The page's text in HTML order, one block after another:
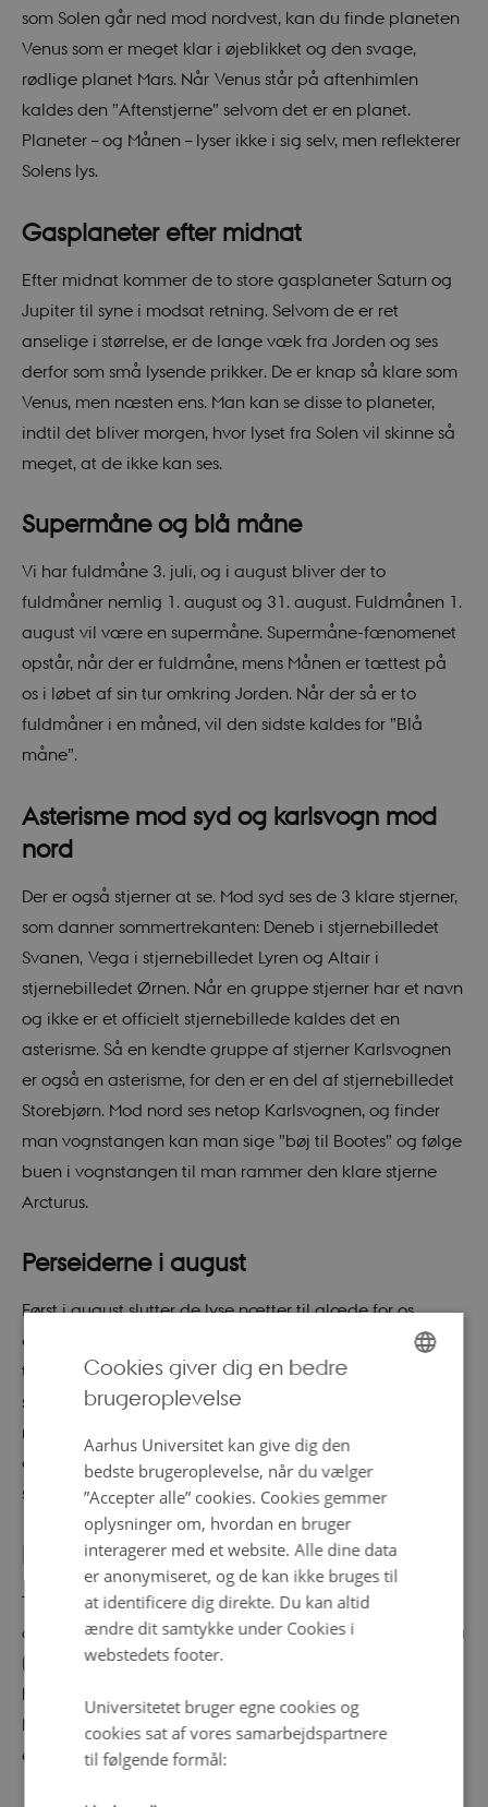
som Solen går ned mod nordvest, kan du finde planeten
Venus som er meget klar i øjeblikket og den svage,
rødlige planet Mars. Når Venus står på aftenhimlen
kaldes den ”Aftenstjerne” selvom det er en planet.
Planeter – og Månen – lyser ikke i sig selv, men reflekterer
Solens lys.
Gasplaneter efter midnat
Efter midnat kommer de to store gasplaneter Saturn og
Jupiter til syne i modsat retning. Selvom de er ret
anselige i størrelse, er de lange væk fra Jorden og ses
derfor som små lysende prikker. De er knap så klare som
Venus, men næsten ens. Man kan se disse to planeter,
indtil det bliver morgen, hvor lyset fra Solen vil skinne så
meget, at de ikke kan ses.
Supermåne og blå måne
Vi har fuldmåne 3. juli, og i august bliver der to
fuldmåner nemlig 1. august og 31. august. Fuldmånen 1.
august vil være en supermåne. Supermåne-fænomenet
opstår, når der er fuldmåne, mens Månen er tættest på
os i løbet af sin tur omkring Jorden. Når der så er to
fuldmåner i en måned, vil den sidste kaldes for ”Blå
måne”.
Asterisme mod syd og karlsvogn mod
nord
Der er også stjerner at se. Mod syd ses de 3 klare stjerner,
som danner sommertrekanten: Deneb i stjernebilledet
Svanen, Vega i stjernebilledet Lyren og Altair i
stjernebilledet Ørnen. Når en gruppe stjerner har et navn
og ikke er et officielt stjernebillede kaldes det en
asterisme. Så en kendte gruppe af stjerner Karlsvognen
er også en asterisme, for den er en del af stjernebilledet
Storebjørn. Mod nord ses netop Karlsvognen, og finder
man vognstangen kan man sige ”bøj til Bootes” og følge
buen i vognstangen til man rammer den klare stjerne
Arcturus.
Perseiderne i august
Først i august slutter de lyse nætter til glæde for os
entusiastiske stjernekiggere. Allerede 12.-13. august
topper stjerneskudssværmen Perseiderne med op til 100
stjerneskud i timen. Dog fra midt juli til slut august kan
man opleve flere stjerneskud end normalt. På en
almindelig nat vil man typisk kunne opleve omkring 6
stjerneskud i timen.
Planetariet i dagtimerne
Trænger du til at opleve en stjernehimmel midt på
dagen, kan det også lade sig gøre. Hver dag kl. 12 og 14
(undtagen mandag) kan du komme en tur i Planetariet,
høre mere om stjernehimlen og få viden om Andreas
Mogensens kommende mission til ISS. Pris 30 kr. når
entréen er betalt.
Cookies giver dig en bedre
brugeroplevelse
Aarhus Universitet kan give dig den
bedste brugeroplevelse, når du vælger
”Accepter alle” cookies. Cookies gemmer
oplysninger om, hvordan en bruger
interagerer med et website. Alle dine data
er anonymiseret, og de kan ikke bruges til
at identificere dig direkte. Du kan altid
ændre dit samtykke under Cookies i
webstedets footer.
Universitetet bruger egne cookies og
cookies sat af vores samarbejdspartnere
til følgende formål: